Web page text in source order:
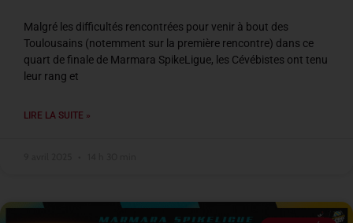
Malgré les difficultés rencontrées pour venir à bout des
Toulousains (notemment sur la première rencontre) dans ce
quart de finale de Marmara SpikeLigue, les Cévébistes ont tenu
leur rang et
LIRE LA SUITE »